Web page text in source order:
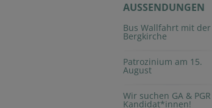
AUSSENDUNGEN
Bus Wallfahrt mit der
Bergkirche
Patrozinium am 15.
August
Wir suchen GA & PGR
Kandidat*innen!